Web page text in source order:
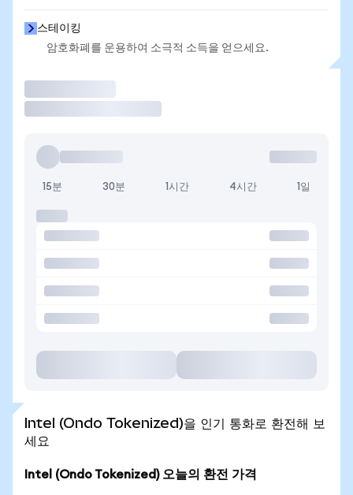
스테이킹
암호화폐를 운용하여 소극적 소득을 얻으세요.
15분 30분 1시간 4시간 1일
Intel (Ondo Tokenized)을 인기 통화로 환전해 보
세요
Intel (Ondo Tokenized) 오늘의 환전 가격